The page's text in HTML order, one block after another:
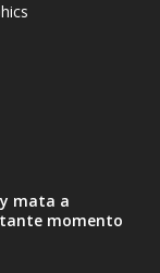
mata a
momento